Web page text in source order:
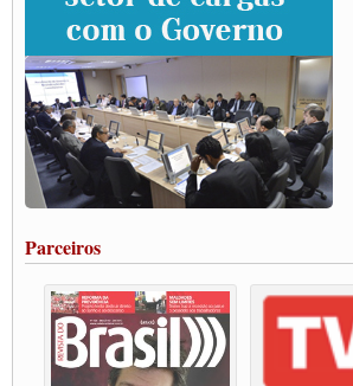
Grande Conquista da Categoria transporte de Cargas e
ENCONTRO INTERNACIONAL EM APOIO A
DO BRASIL E A ELEIÇÃO 2022
Carta às Brasileiras e aos Brasileiros em Defesa do
Paulinho, presidente da CNTTL, faz balanço do 3º
Caminhoneiros aprovam greve a partir do 1º de novembro
Rodoviários de Feira Santana fazem Assembleia para
salarial
Vacina Já: Lockdown de 24 horas dos trabalhadores em
Condutores de Guarulhos farão greve sanitária nesta
Paralisação dos Caminhoneiros na #BR285,
Rio Grande
Caminhoneiros bloqueiam duas faixas na Castello Branco
Parceiros